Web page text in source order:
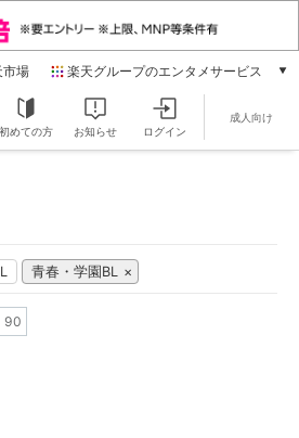
市場 楽天グループのエンタメサービス
本/ゲーム/CD/DVD
雑誌読み放題
楽天マガジン
動画配信
初めての方 お知らせ ログイン
成人向け
青春・学園BL
90